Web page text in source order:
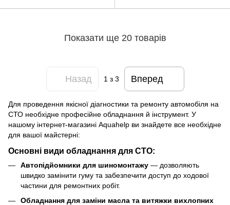
Показати ще 20 товарів
Назад 1з 3 Вперед
Для проведення якісної діагностики та ремонту автомобіля на
СТО необхідне професійне обладнання й інструмент. У
нашому інтернет-магазині Aquahelp ви знайдете все необхідне
для вашої майстерні:
Основні види обладнання для СТО:
Автопідйомники для шиномонтажу — дозволяють
швидко замінити гуму та забезпечити доступ до ходової
частини для ремонтних робіт.
Обладнання для заміни масла та витяжки вихлопних